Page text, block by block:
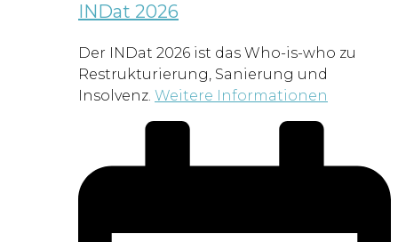
INDat 2026
Der INDat 2026 ist das Who-is-who zu
Restrukturierung, Sanierung und
Insolvenz. Weitere Informationen